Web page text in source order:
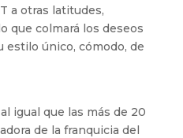
a otras latitudes,
que colmará los deseos
estilo único, cómodo, de
igual que las más de 20
de la franquicia del